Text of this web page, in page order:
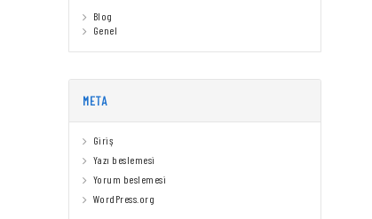
Blog
Genel
META
Giriş
Yazı beslemesi
Yorum beslemesi
WordPress.org